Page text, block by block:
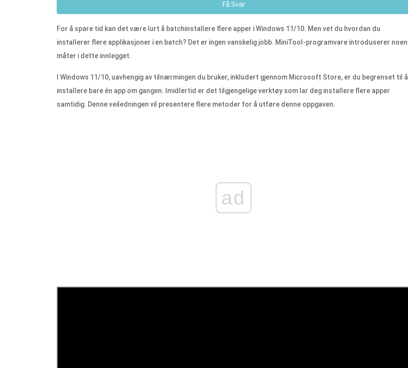
Få Svar
For å spare tid kan det være lurt å batchinstallere flere apper i Windows 11/10. Men vet du hvordan du
installerer flere applikasjoner i en batch? Det er ingen vanskelig jobb. MiniTool-programvare introduserer noen
måter i dette innlegget.
I Windows 11/10, uavhengig av tilnærmingen du bruker, inkludert gjennom Microsoft Store, er du begrenset til å
installere bare én app om gangen. Imidlertid er det tilgjengelige verktøy som lar deg installere flere apper
samtidig. Denne veiledningen vil presentere flere metoder for å utføre denne oppgaven.
ad